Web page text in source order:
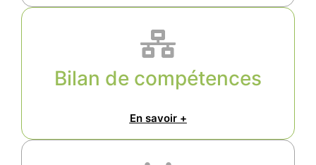
Bilan de compétences
En savoir +